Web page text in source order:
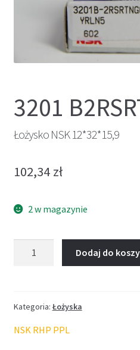
3201
Łożysko NSK 12*32*15,9
102,34 zł
2 w magazynie
Dodaj do
Kategoria: Łożyska
NSK RHP PPL